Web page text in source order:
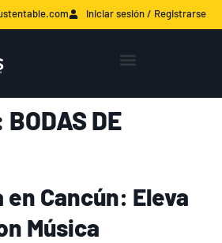
Iniciar sesión / Registrarse
BODAS DE
Cancún: Eleva
Música